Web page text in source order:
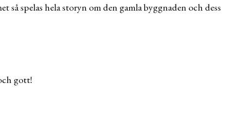
så spelas hela storyn om den gamla byggnaden och dess
gott!